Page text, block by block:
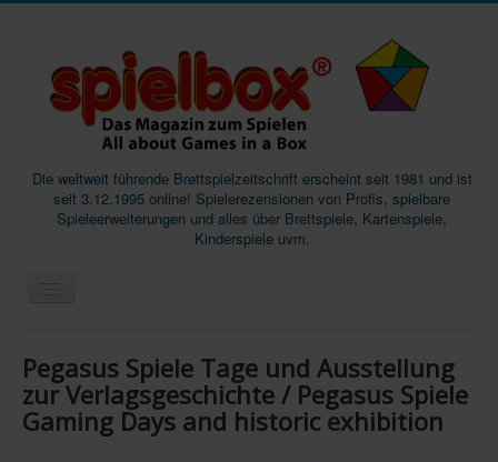
Die weltweit führende Brettspielzeitschrift erscheint seit 1981 und ist
seit 3.12.1995 online! Spielerezensionen von Profis, spielbare
Spieleerweiterungen und alles über Brettspiele, Kartenspiele,
Kinderspiele uvm.
Magazine
Abos/Subscriptions
Pegasus Spiele Tage und Ausstellung
zur Verlagsgeschichte / Pegasus Spiele
Gaming Days and historic exhibition